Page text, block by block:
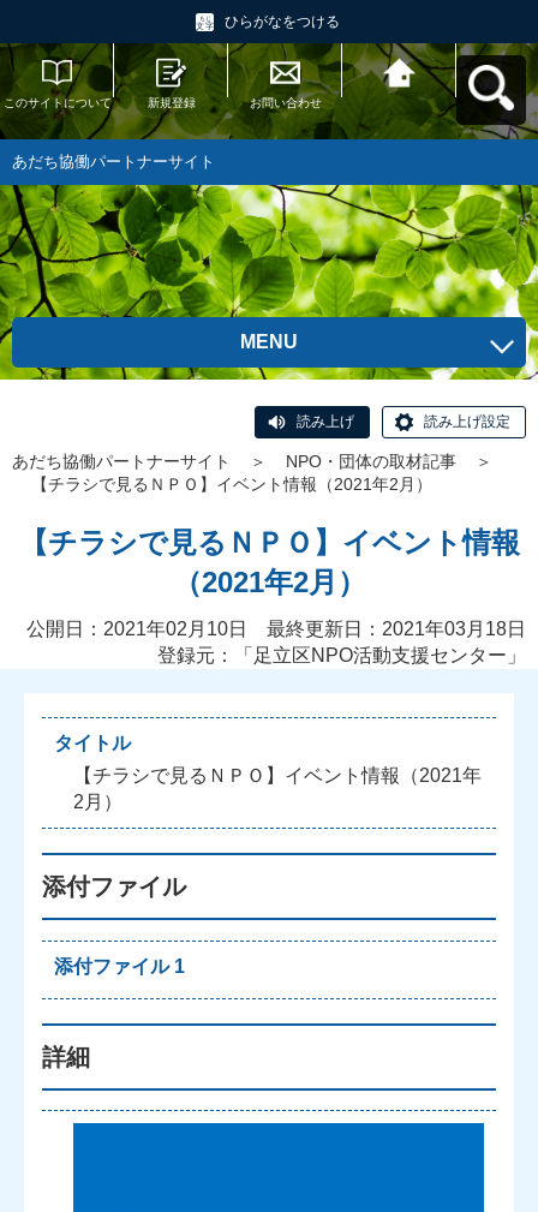
ひらがなをつける
このサイトについて 新規登録 お問い合わせ
あだち協働パートナ
ーサイトへ戻る
あだち協働パートナーサイト
MENU
読み上げ 読み上げ設定
あだち協働パートナーサイト ＞ NPO・団体の取材記事
＞
【チラシで見るＮＰＯ】イベント情報（2021年2月）
【チラシで見るＮＰＯ】イベント情報
（2021年2月）
公開日：2021年02月10日 最終更新日：2021年03月18日
登録元：「 足立区NPO活動支援センター 」
タイトル
【チラシで見るＮＰＯ】イベント情報（2021年
2月）
添付ファイル
添付ファイル 1
詳細